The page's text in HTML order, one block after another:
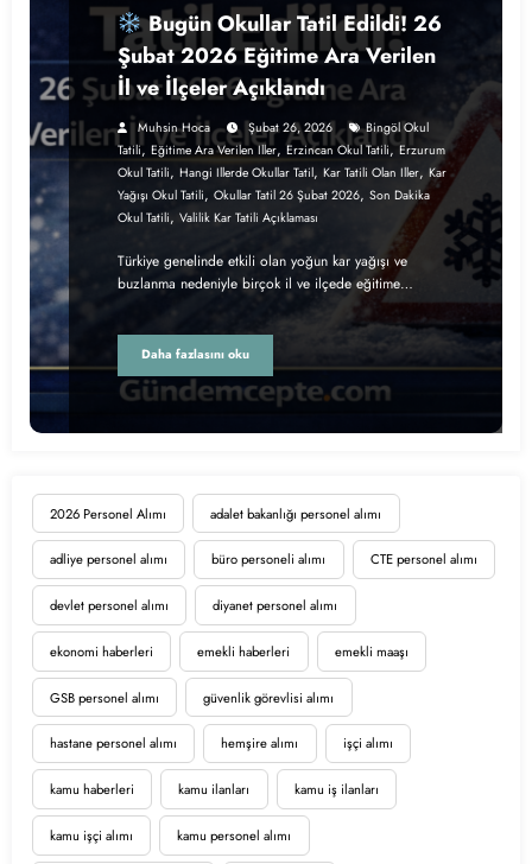
2026 Personel Alımı adalet bakanlığı personel alımı
adliye personel alımı büro personeli alımı CTE personel alımı
devlet personel alımı diyanet personel alımı
ekonomi haberleri emekli haberleri emekli maaşı
GSB personel alımı güvenlik görevlisi alımı
hastane personel alımı hemşire alımı işçi alımı
kamu haberleri kamu ilanları kamu iş ilanları
kamu işçi alımı kamu personel alımı
Bugün Okullar Tatil Edildi! 26
Şubat 2026 Eğitime Ara Verilen
İl ve İlçeler Açıklandı
Muhsin Hoca Şubat 26, 2026
Bingöl Okul
Tatili, Eğitime Ara Verilen Iller, Erzincan Okul Tatili,Erzurum
Okul Tatili, Hangi Illerde Okullar Tatil, Kar Tatili Olan Iller, Kar
Yağışı Okul Tatili, Okullar Tatil 26 Şubat 2026, Son Dakika
Okul Tatili, Valilik Kar Tatili Açıklaması
Türkiye genelinde etkili olan yoğun kar yağışı ve
buzlanma nedeniyle birçok il ve ilçede eğitime…
Daha fazlasını oku